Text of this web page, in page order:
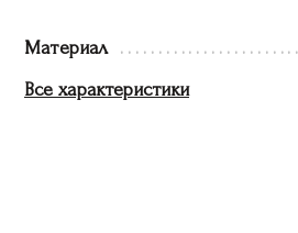
Материал
Все характеристики